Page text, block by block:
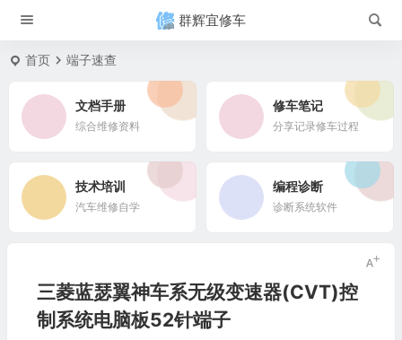
群辉宜修车
首页 端子速查
文档手册
综合维修资料
修车笔记
分享记录修车过程
技术培训
汽车维修自学
编程诊断
诊断系统软件
三菱蓝瑟翼神车系无级变速器(CVT)控
制系统电脑板52针端子